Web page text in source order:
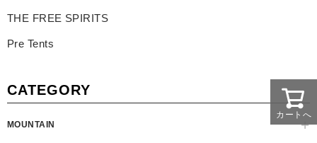
THE FREE SPIRITS
Pre Tents
CATEGORY
MOUNTAIN
カートへ